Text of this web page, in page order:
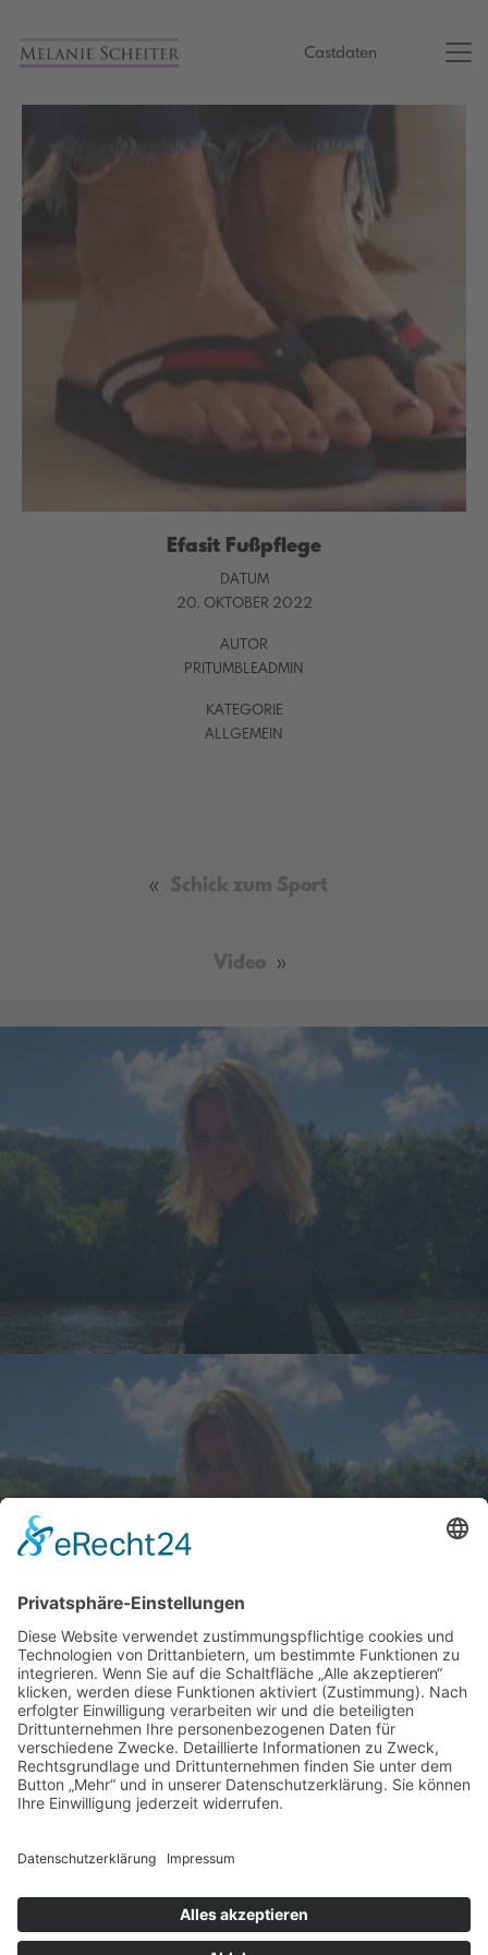
Castdaten
Efasit Fußpflege
DATUM
20. OKTOBER 2022
AUTOR
PRITUMBLEADMIN
KATEGORIE
ALLGEMEIN
« Schick zum Sport
Video »
Schick zum Sport
Impressum
Datenschutz
Facebook
Instagram
Unsere Partner: